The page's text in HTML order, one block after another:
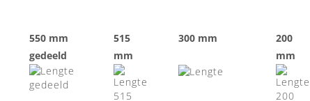
550 mm
gedeeld
515
mm
300 mm
200
mm